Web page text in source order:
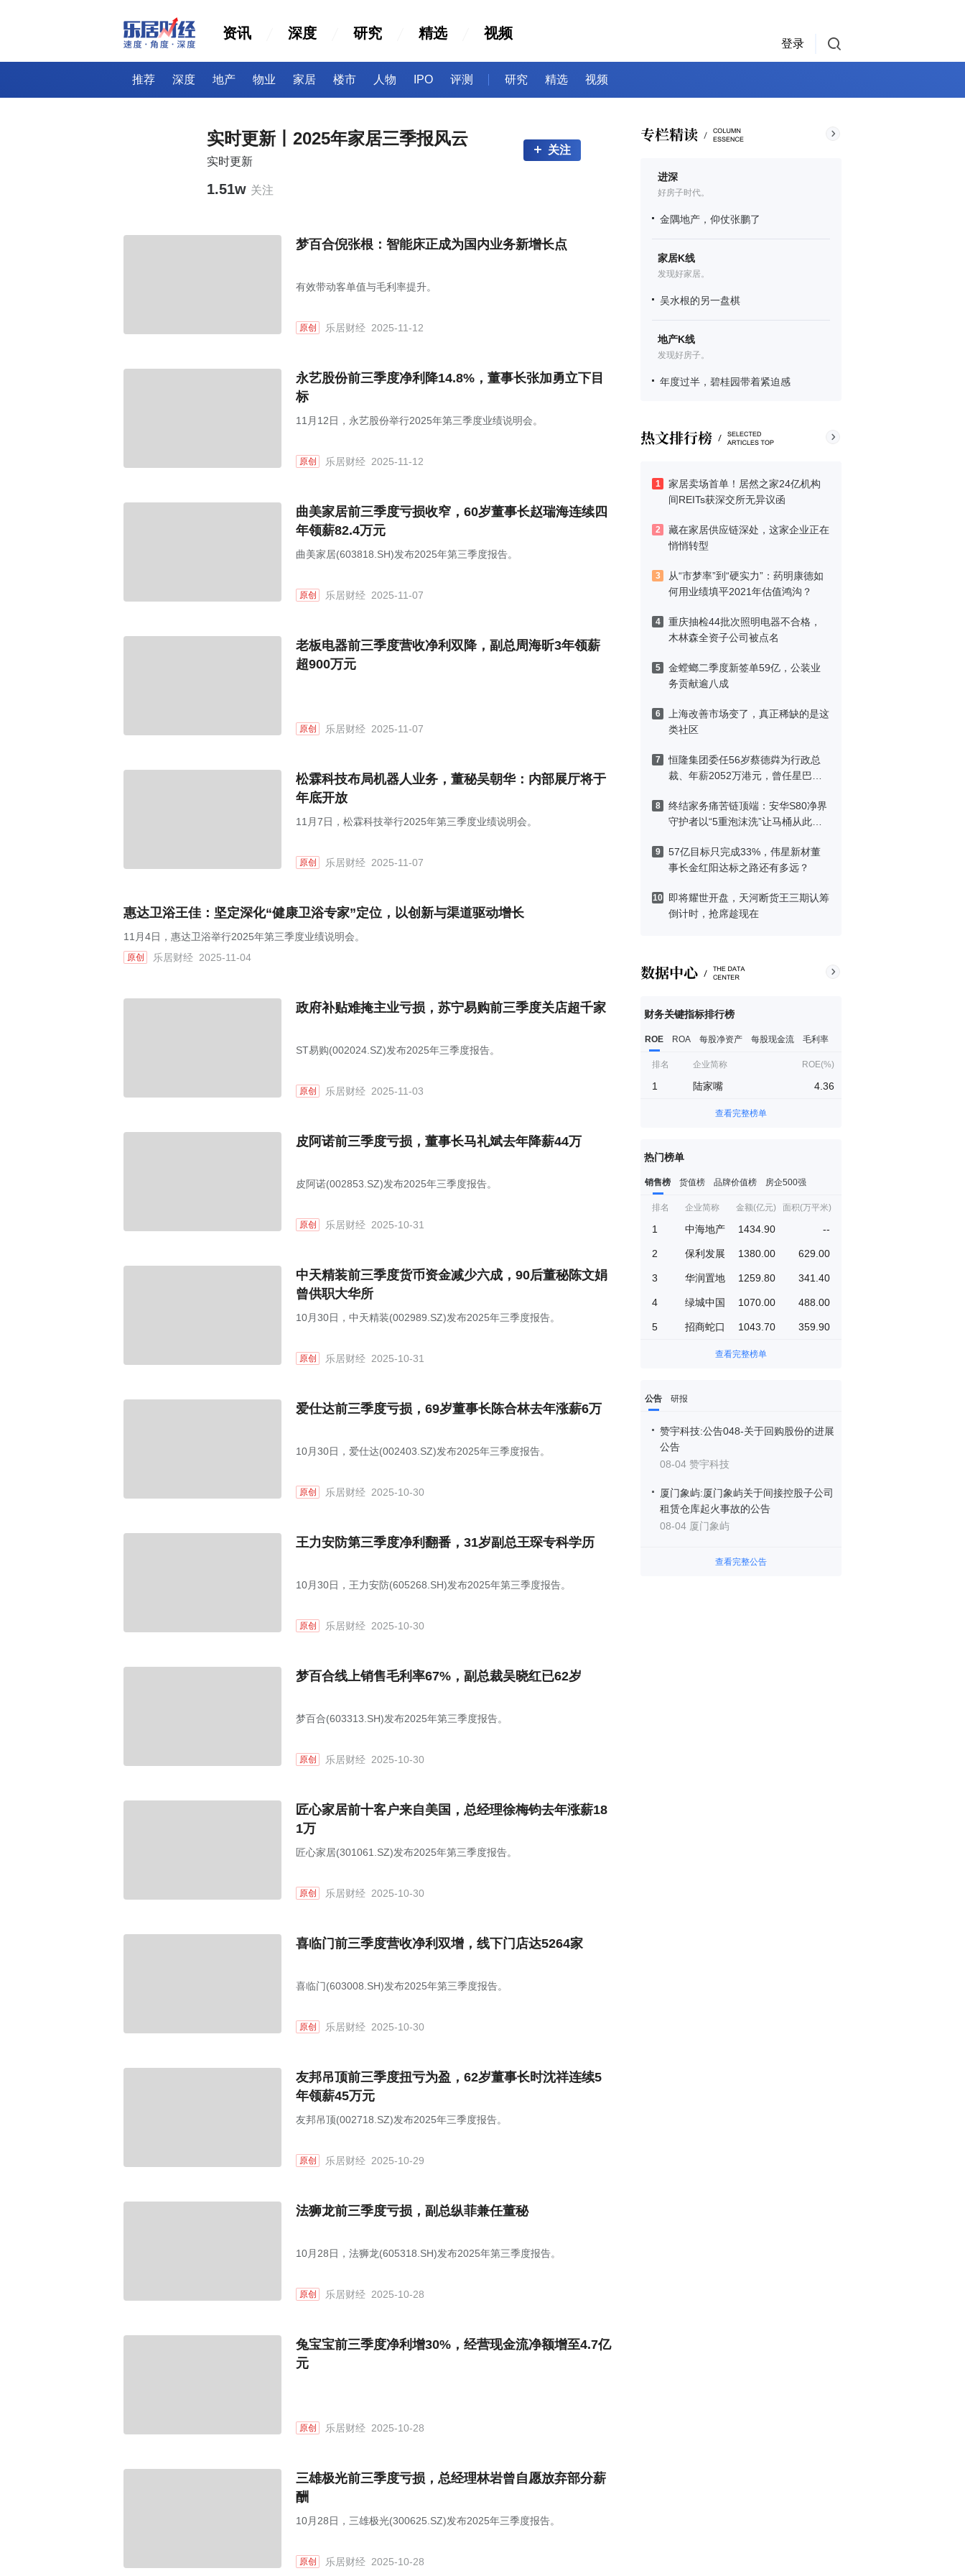
资讯 深度 研究 精选 视频
登录
推荐 深度 地产 物业 家居 楼市 人物 IPO 评测 研究 精选 视频
进深
好房子时代。
金隅地产，仰仗张鹏了
家居K线
发现好家居。
吴水根的另一盘棋
地产K线
发现好房子。
年度过半，碧桂园带着紧迫感
1
家居卖场首单！居然之家24亿机构
间REITs获深交所无异议函
2
藏在家居供应链深处，这家企业正在
悄悄转型
3
从“市梦率”到“硬实力”：药明康德如
何用业绩填平2021年估值鸿沟？
4
重庆抽检44批次照明电器不合格，
木林森全资子公司被点名
5
金螳螂二季度新签单59亿，公装业
务贡献逾八成
6
上海改善市场变了，真正稀缺的是这
类社区
7
恒隆集团委任56岁蔡德粦为行政总
裁、年薪2052万港元，曾任星巴克
8
终结家务痛苦链顶端：安华S80净界
守护者以“5重泡沫洗”让马桶从此免
9
57亿目标只完成33%，伟星新材董
事长金红阳达标之路还有多远？
10
即将耀世开盘，天河断货王三期认筹
倒计时，抢席趁现在
财务关键指标排行榜
ROE ROA 每股净资产 每股现金流 毛利率
排名 企业简称 ROE(%)
1 陆家嘴 4.36
查看完整榜单
热门榜单
销售榜 货值榜 品牌价值榜 房企500强
排名 企业简称 金额(亿元) 面积(万平米)
1 中海地产 1434.90 --
2 保利发展 1380.00 629.00
3 华润置地 1259.80 341.40
4 绿城中国 1070.00 488.00
5 招商蛇口 1043.70 359.90
查看完整榜单
公告 研报
赞宇科技:公告048-关于回购股份的进展
公告
08-04 赞宇科技
厦门象屿:厦门象屿关于间接控股子公司
租赁仓库起火事故的公告
08-04 厦门象屿
查看完整公告
实时更新丨2025年家居三季报风云
实时更新
1.51w 关注
关注
梦百合倪张根：智能床正成为国内业务新增长点
有效带动客单值与毛利率提升。
原创 乐居财经 2025-11-12
永艺股份前三季度净利降14.8%，董事长张加勇立下目
标
11月12日，永艺股份举行2025年第三季度业绩说明会。
原创 乐居财经 2025-11-12
曲美家居前三季度亏损收窄，60岁董事长赵瑞海连续四
年领薪82.4万元
曲美家居(603818.SH)发布2025年第三季度报告。
原创 乐居财经 2025-11-07
老板电器前三季度营收净利双降，副总周海昕3年领薪
超900万元
原创 乐居财经 2025-11-07
松霖科技布局机器人业务，董秘吴朝华：内部展厅将于
年底开放
11月7日，松霖科技举行2025年第三季度业绩说明会。
原创 乐居财经 2025-11-07
惠达卫浴王佳：坚定深化“健康卫浴专家”定位，以创新与渠道驱动增长
11月4日，惠达卫浴举行2025年第三季度业绩说明会。
原创 乐居财经 2025-11-04
政府补贴难掩主业亏损，苏宁易购前三季度关店超千家
ST易购(002024.SZ)发布2025年三季度报告。
原创 乐居财经 2025-11-03
皮阿诺前三季度亏损，董事长马礼斌去年降薪44万
皮阿诺(002853.SZ)发布2025年三季度报告。
原创 乐居财经 2025-10-31
中天精装前三季度货币资金减少六成，90后董秘陈文娟
曾供职大华所
10月30日，中天精装(002989.SZ)发布2025年三季度报告。
原创 乐居财经 2025-10-31
爱仕达前三季度亏损，69岁董事长陈合林去年涨薪6万
10月30日，爱仕达(002403.SZ)发布2025年三季度报告。
原创 乐居财经 2025-10-30
王力安防第三季度净利翻番，31岁副总王琛专科学历
10月30日，王力安防(605268.SH)发布2025年第三季度报告。
原创 乐居财经 2025-10-30
梦百合线上销售毛利率67%，副总裁吴晓红已62岁
梦百合(603313.SH)发布2025年第三季度报告。
原创 乐居财经 2025-10-30
匠心家居前十客户来自美国，总经理徐梅钧去年涨薪18
1万
匠心家居(301061.SZ)发布2025年第三季度报告。
原创 乐居财经 2025-10-30
喜临门前三季度营收净利双增，线下门店达5264家
喜临门(603008.SH)发布2025年第三季度报告。
原创 乐居财经 2025-10-30
友邦吊顶前三季度扭亏为盈，62岁董事长时沈祥连续5
年领薪45万元
友邦吊顶(002718.SZ)发布2025年三季度报告。
原创 乐居财经 2025-10-29
法狮龙前三季度亏损，副总纵菲兼任董秘
10月28日，法狮龙(605318.SH)发布2025年第三季度报告。
原创 乐居财经 2025-10-28
兔宝宝前三季度净利增30%，经营现金流净额增至4.7亿
元
原创 乐居财经 2025-10-28
三雄极光前三季度亏损，总经理林岩曾自愿放弃部分薪
酬
10月28日，三雄极光(300625.SZ)发布2025年三季度报告。
原创 乐居财经 2025-10-28